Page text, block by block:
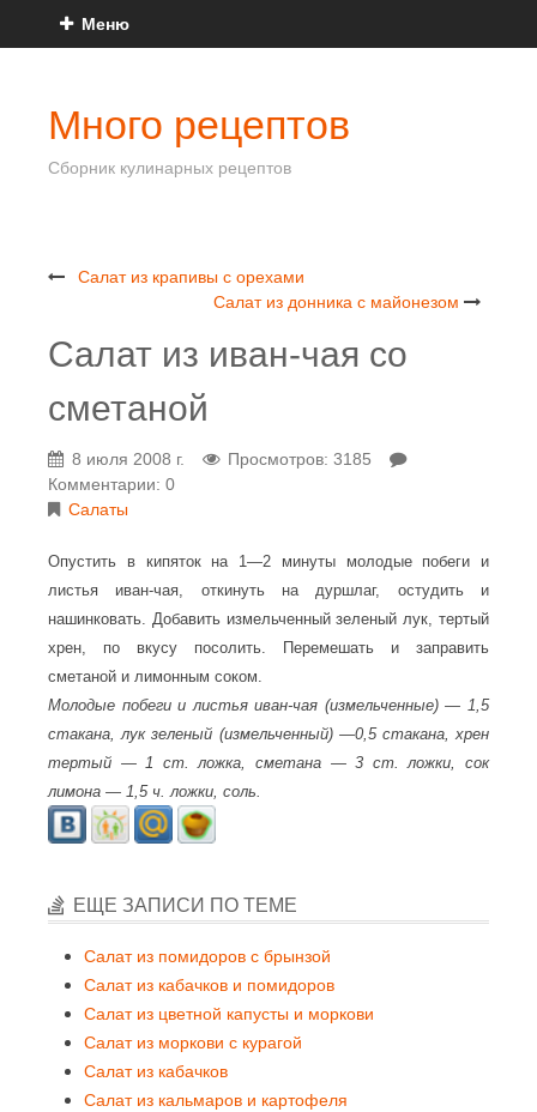
Меню
Много рецептов
Сборник кулинарных рецептов
Салат из крапивы с орехами
Салат из донника с майонезом
Салат из иван-чая со
сметаной
8 июля 2008 г.
Просмотров: 3185
Комментарии: 0
Салаты
Опустить в кипяток на 1—2 минуты молодые побеги и
листья иван-чая, откинуть на дуршлаг, остудить и
нашинковать. Добавить измельченный зеленый лук, тертый
хрен, по вкусу посолить. Перемешать и заправить
сметаной и лимонным соком.
Молодые побеги и листья иван-чая (измельченные) — 1,5
стакана, лук зеленый (измельченный) —0,5 стакана, хрен
тертый — 1 ст. ложка, сметана — 3 ст. ложки, сок
лимона — 1,5 ч. ложки, соль.
ЕЩЕ ЗАПИСИ ПО ТЕМЕ
Салат из помидоров с брынзой
Салат из кабачков и помидоров
Салат из цветной капусты и моркови
Салат из моркови с курагой
Салат из кабачков
Салат из кальмаров и картофеля